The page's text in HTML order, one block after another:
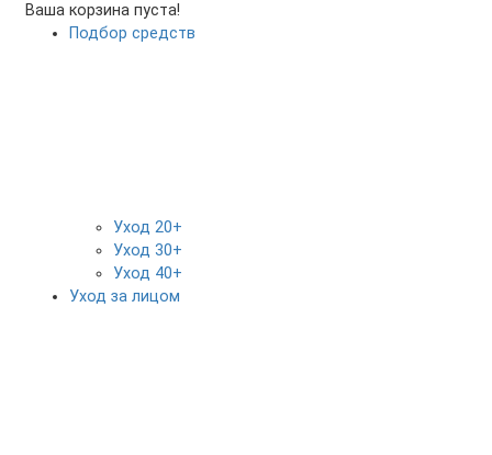
Ваша корзина пуста!
Подбор средств
Уход 20+
Уход 30+
Уход 40+
Уход за лицом